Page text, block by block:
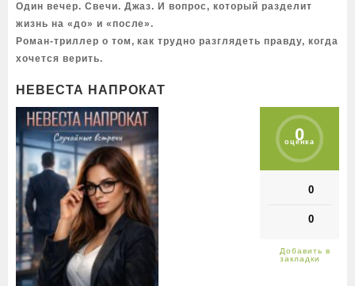
Один вечер. Свечи. Джаз. И вопрос, который разделит
жизнь на «до» и «после».
Роман-триллер о том, как трудно разглядеть правду, когда
хочется верить.
НЕВЕСТА НАПРОКАТ
0
оценка
0
0